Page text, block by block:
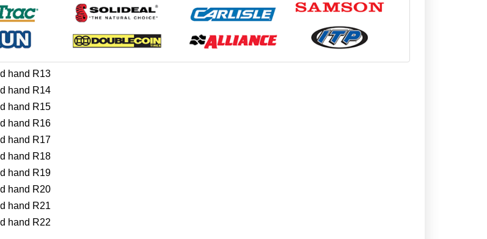
hand R13
hand R14
hand R15
hand R16
hand R17
hand R18
hand R19
hand R20
hand R21
hand R22